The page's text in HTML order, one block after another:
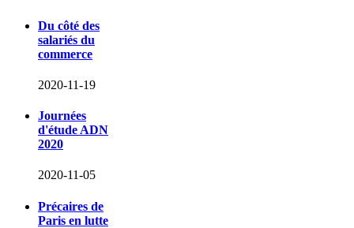
Du côté des
salariés du
commerce
2020-11-19
Journées
d'étude ADN
2020
2020-11-05
Précaires de
Paris en lutte